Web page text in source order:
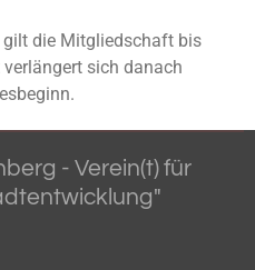
die Mitgliedschaft bis
sich danach
- Verein(t) für